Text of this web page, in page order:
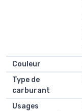
Couleur
Type de
carburant
Usages